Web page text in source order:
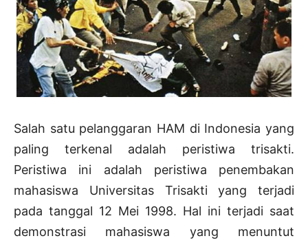
Salah satu pelanggaran HAM di Indonesia yang
paling terkenal adalah peristiwa trisakti.
Peristiwa ini adalah peristiwa penembakan
mahasiswa Universitas Trisakti yang terjadi
pada tanggal 12 Mei 1998. Hal ini terjadi saat
demonstrasi mahasiswa yang menuntut